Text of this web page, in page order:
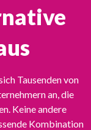
Tausenden von
an, die
Keine andere
Kombination